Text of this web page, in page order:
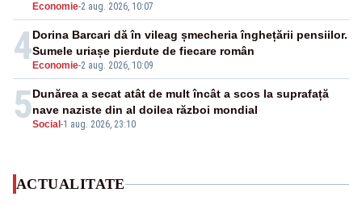
Economie-2 aug. 2026, 10:07
4 Economie-2 aug. 2026, 10:09
Dorina Barcari dă în vileag șmecheria înghețării pensiilor.
Sumele uriașe pierdute de fiecare român
5Social -1 aug. 2026, 23:10
Dunărea a secat atât de mult încât a scos la suprafață
nave naziste din al doilea război mondial
ACTUALITATE